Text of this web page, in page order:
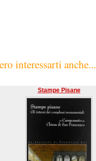
interessarti anche...
Stampe Pisane